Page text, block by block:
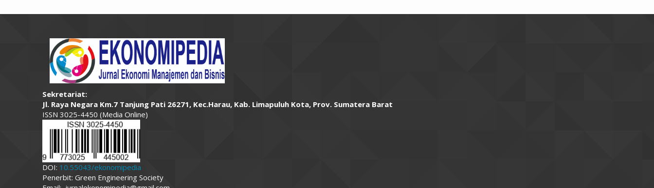
Sekretariat:
Jl. Raya Negara Km.7 Tanjung Pati 26271, Kec.Harau, Kab. Limapuluh Kota, Prov. Sumatera Barat
ISSN 3025-4450 (Media Online)
DOI: 10.55043/ekonomipedia
Penerbit: Green Engineering Society